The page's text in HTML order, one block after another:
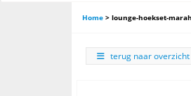
Home > lounge-hoekset-
terug naar overzicht